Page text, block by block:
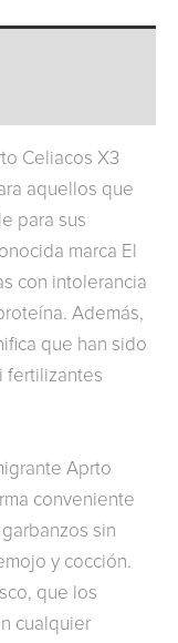
Celiacos X3
aquellos que
para sus
marca El
con intolerancia
Además,
que han sido
fertilizantes
Aprto
conveniente
sin
y cocción.
que los
cualquier